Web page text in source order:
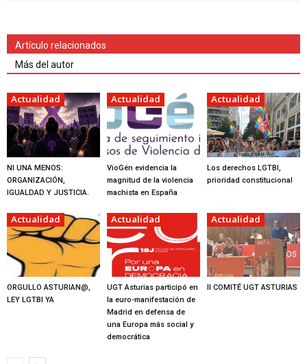
Artículo relacionados
Más del autor
Actualidad
NI UNA MENOS:
ORGANIZACIÓN,
IGUALDAD Y JUSTICIA.
Actualidad
VioGén evidencia la
magnitud de la violencia
machista en España
Actualidad
Los derechos LGTBI,
prioridad constitucional
Actualidad
ORGULLO ASTURIAN@,
LEY LGTBI YA
Actualidad
UGT Asturias participó en
la euro-manifestación de
Madrid en defensa de
una Europa más social y
democrática
Actualidad
II COMITÉ UGT ASTURIAS